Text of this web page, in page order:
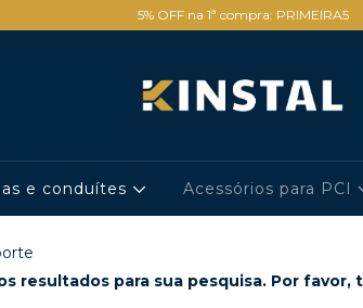
5% OFF na 1ª compra: PRIMEIRA5
e conduítes Acessórios para PCI
resultados para sua pesquisa. Por